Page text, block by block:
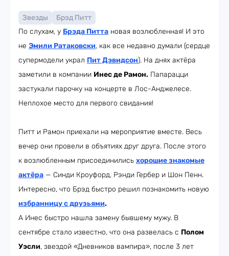
Звезды
Брэд Питт
По слухам, у Брэда Питта новая возлюбленная! И это
не Эмили Ратаковски, как все недавно думали (сердце
супермодели украл Пит Дэвидсон). На днях актёра
заметили в компании Инес де Рамон. Папарацци
застукали парочку на концерте в Лос-Анджелесе.
Неплохое место для первого свидания!
Питт и Рамон приехали на мероприятие вместе. Весь
вечер они провели в объятиях друг друга. После этого
к возлюбленным присоединились хорошие знакомые
актёра — Синди Кроуфорд, Рэнди Гербер и Шон Пенн.
Интересно, что Брэд быстро решил познакомить новую
избранницу с друзьями.
А Инес быстро нашла замену бывшему мужу. В
сентябре стало известно, что она развелась с Полом
Уэсли, звездой «Дневников вампира», после 3 лет